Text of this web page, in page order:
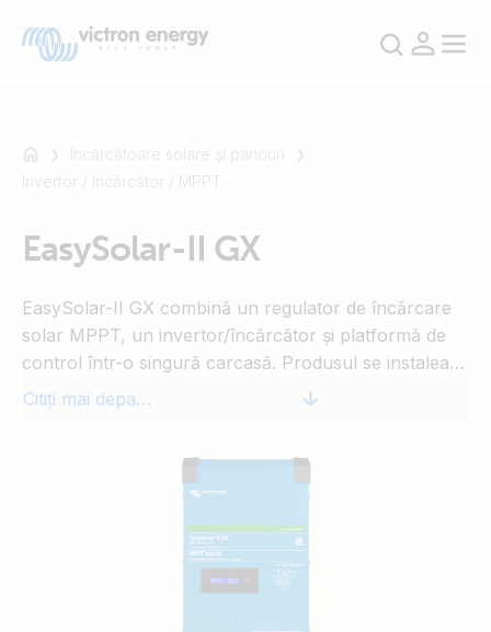
exemplu
Multiplus-
Orion
Încărcătoare solare și panouri
Invertor / încărcător / MPPT
EasySolar-II GX
EasySolar-II GX combină un regulator de încărcare
solar MPPT, un invertor/încărcător și platformă de
control într-o singură carcasă. Produsul se instalează
ușor, cu minim de cabluri.
Citiți mai departe